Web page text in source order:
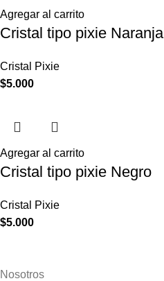
Agregar al carrito
Cristal tipo pixie Naranja
Cristal Pixie
$5.000
Agregar al carrito
Cristal tipo pixie Negro
Cristal Pixie
$5.000
Nosotros